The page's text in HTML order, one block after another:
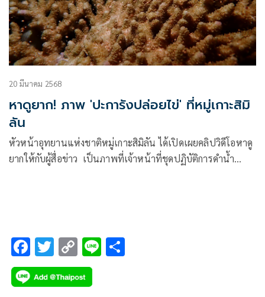
20 มีนาคม 2568
หาดูยาก! ภาพ 'ปะการังปล่อยไข่' ที่หมู่เกาะสิมิ
ลัน
หัวหน้าอุทยานแห่งชาติหมู่เกาะสิมิลัน ได้เปิดเผยคลิปวิดีโอหาดู
ยากให้กับผู้สื่อข่าว เป็นภาพที่เจ้าหน้าที่ชุดปฏิบัติการดำน้ำ
F
ac
e
T
wi
tt
C
o
p
Li